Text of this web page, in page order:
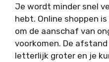
Je wordt minder snel
hebt. Online shoppen
om de aanschaf van
voorkomen. De
letterlijk groter en je